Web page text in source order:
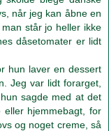
når jeg kan åbne en
står jo heller ikke
dåsetomater er lidt
hun laver en dessert
Jeg var lidt forarget,
sagde med at det
hjemmebagt, for
og noget creme, så